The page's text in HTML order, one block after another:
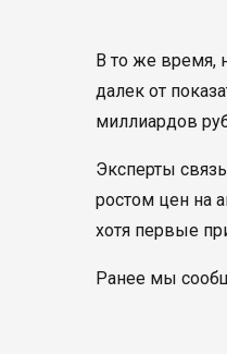
В то же время,
далек от
миллиардов
Эксперты
ростом цен на
хотя первые
Ранее мы